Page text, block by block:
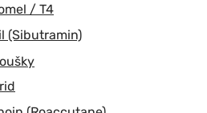
/ T4
(Sibutramin)